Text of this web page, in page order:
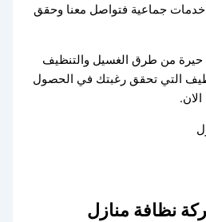
خدمات جماعية فتواصل معنا وحقق
حيرة من طرق الغسيل والتنظيف
التي تحقق رغبتك في الحصول
نظافة منازل